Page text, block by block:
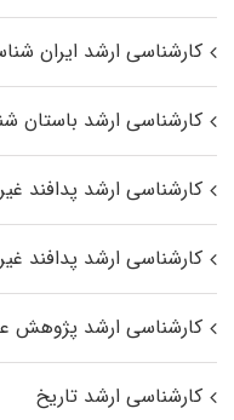
کارشناسی ارشد ایران
کارشناسی ارشد باستان
کارشناسی ارشد پدافند
کارشناسی ارشد پدافند
کارشناسی ارشد پژوهش
کارشناسی ارشد تاریخ